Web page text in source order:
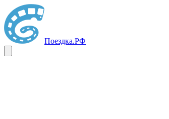
Поездка.РФ